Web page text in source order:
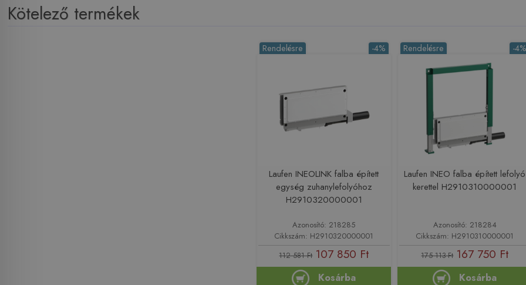
Kötelező termékek
-4%
Rendelésre
Laufen INEOLINK falba épített
egység zuhanylefolyóhoz
H2910320000001
Azonosító: 218285
Cikkszám: H2910320000001
112 581 Ft 107 850 Ft
Kosárba
-4%
Rendelésre
Laufen INEO falba épített lefolyó
kerettel H2910310000001
Azonosító: 218284
Cikkszám: H2910310000001
175 113 Ft 167 750 Ft
Kosárba